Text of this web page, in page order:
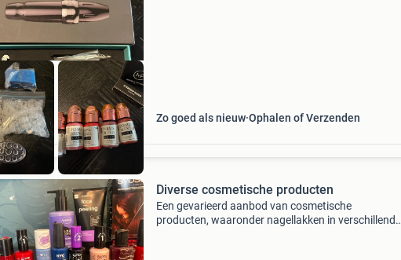
Zo goed als nieuw Ophalen of Verzenden
Diverse cosmetische producten
Een gevarieerd aanbod van cosmetische
producten, waaronder nagellakken in verschillende